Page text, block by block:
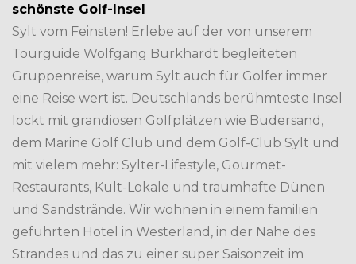
schönste Golf-Insel
Sylt vom Feinsten! Erlebe auf der von unserem
Tourguide Wolfgang Burkhardt begleiteten
Gruppenreise, warum Sylt auch für Golfer immer
eine Reise wert ist. Deutschlands berühmteste Insel
lockt mit grandiosen Golfplätzen wie Budersand,
dem Marine Golf Club und dem Golf-Club Sylt und
mit vielem mehr: Sylter-Lifestyle, Gourmet-
Restaurants, Kult-Lokale und traumhafte Dünen
und Sandstrände. Wir wohnen in einem familien
geführten Hotel in Westerland, in der Nähe des
Strandes und das zu einer super Saisonzeit im